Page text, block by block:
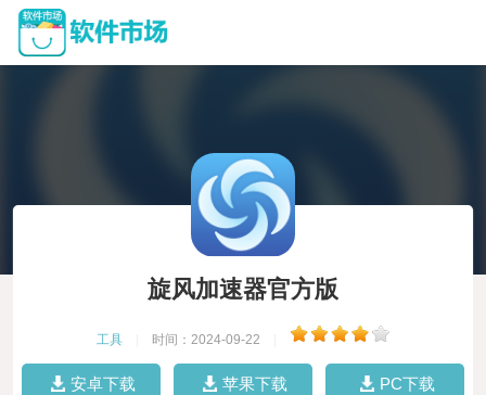
旋风加速器官方版
工具 时间：2024-09-22
安卓下载 苹果下载 PC下载